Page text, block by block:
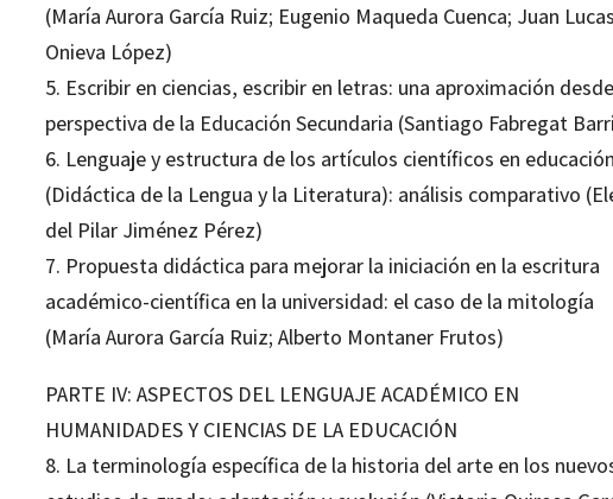
(María Aurora García Ruiz; Eugenio Maqueda Cuenca; Juan Lucas
Onieva López)
5. Escribir en ciencias, escribir en letras: una aproximación
perspectiva de la Educación Secundaria (Santiago Fabregat
6. Lenguaje y estructura de los artículos científicos en educación
(Didáctica de la Lengua y la Literatura): análisis comparativo
del Pilar Jiménez Pérez)
7. Propuesta didáctica para mejorar la iniciación en la escritura
académico-científica en la universidad: el caso de la mitología
(María Aurora García Ruiz; Alberto Montaner Frutos)
PARTE IV: ASPECTOS DEL LENGUAJE ACADÉMICO EN
HUMANIDADES Y CIENCIAS DE LA EDUCACIÓN
8. La terminología específica de la historia del arte en los